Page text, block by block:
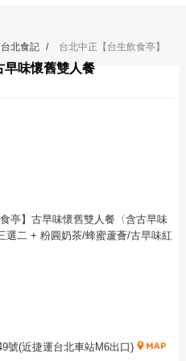
台北食記 /
台北中正【台生飲食亭】
早味懷舊雙人餐
亭】古早味懷舊雙人餐〈含古早味
選二 + 粉圓奶茶/蜂蜜蘆薈/古早味紅
號(近捷運台北車站M6出口)